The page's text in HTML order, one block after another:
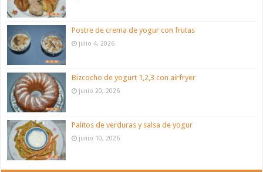
Postre de crema de yogur con frutas
julio 4, 2026
Bizcocho de yogurt 1,2,3 con airfryer
junio 20, 2026
Palitos de verduras y salsa de yogur
junio 10, 2026